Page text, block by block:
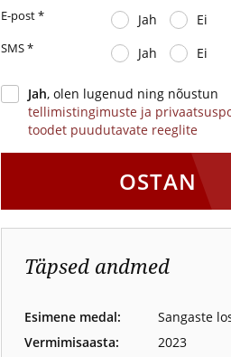
E-post* Jah Ei
SMS* Jah Ei
Jah, olen lugenud ning nõustun
tellimistingimuste ja
toodet puudutavate reeglite
OSTAN
Täpsed andmed
Esimene medal:
Sangaste
Vermimisaasta:
2023